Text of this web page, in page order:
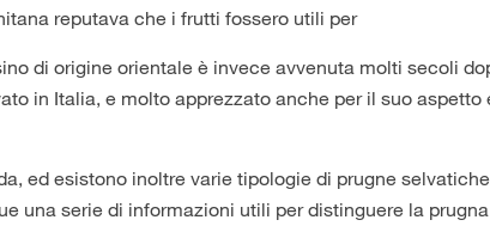
reputava che i frutti fossero utili per
di origine orientale è invece avvenuta molti secoli
in Italia, e molto apprezzato anche per il suo aspetto
ed esistono inoltre varie tipologie di prugne selvatiche
una serie di informazioni utili per distinguere la prugna